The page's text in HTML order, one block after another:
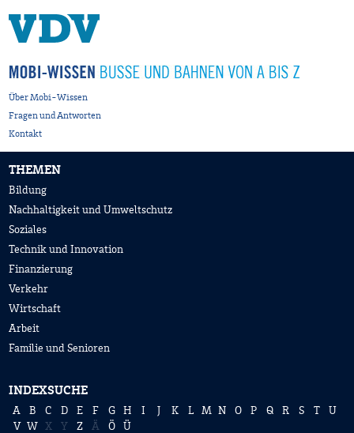
Über Mobi-Wissen
Fragen und Antworten
Kontakt
THEMEN
Bildung
Nachhaltigkeit und Umweltschutz
Soziales
Technik und Innovation
Finanzierung
Verkehr
Wirtschaft
Arbeit
Familie und Senioren
INDEXSUCHE
A B C D E F G H I K L M N O P Q R S T
U
V
W X Y Z Ä Ö Ü